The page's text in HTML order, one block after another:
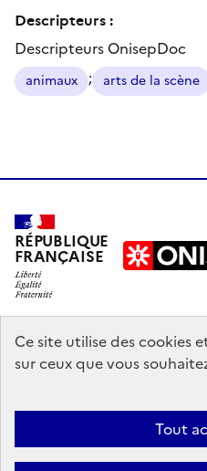
Ce site utilise des cookies
sur ceux que vous
Tout
Descripteurs :
Descripteurs OnisepDoc
animaux ; arts de la scène
RÉPUBLIQUE
FRANÇAISE
education.gouv.fr
enseignementsup-